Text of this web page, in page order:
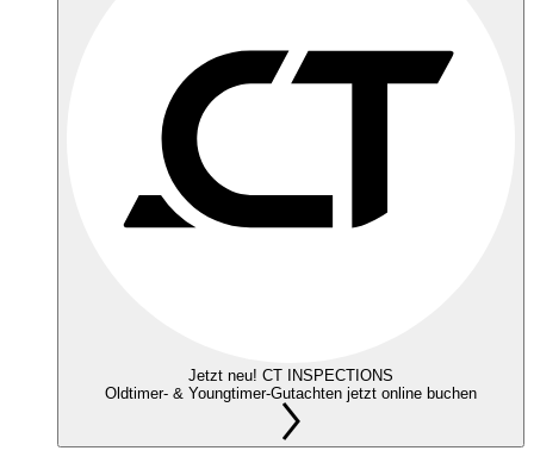
Jetzt neu! CT INSPECTIONS
Oldtimer- & Youngtimer-Gutachten jetzt online buchen